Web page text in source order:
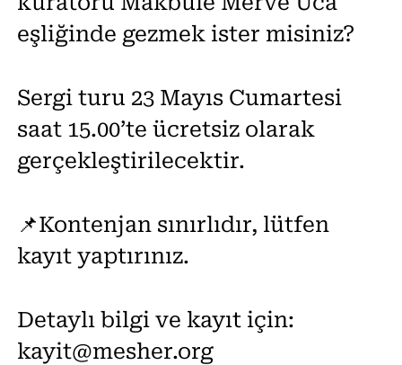
eşliğinde gezmek ister misiniz?
Sergi turu 23 Mayıs Cumartesi
saat 15.00’te ücretsiz olarak
gerçekleştirilecektir.
📌Kontenjan sınırlıdır, lütfen
kayıt yaptırınız.
Detaylı bilgi ve kayıt için:
kayit@mesher.org